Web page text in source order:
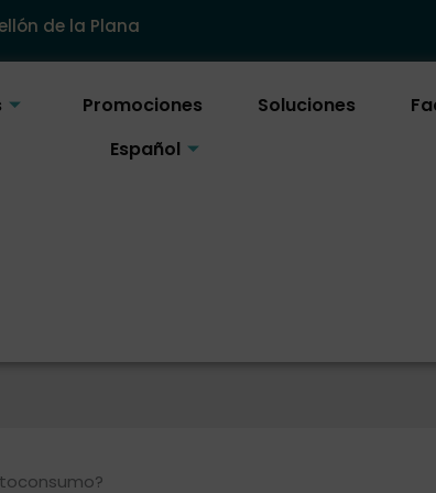
de la Plana
Promociones Soluciones
Español